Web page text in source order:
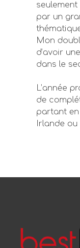
seulement
par un
Mon
d’avoir
dans le
L’année
de
partant en
Irlande ou